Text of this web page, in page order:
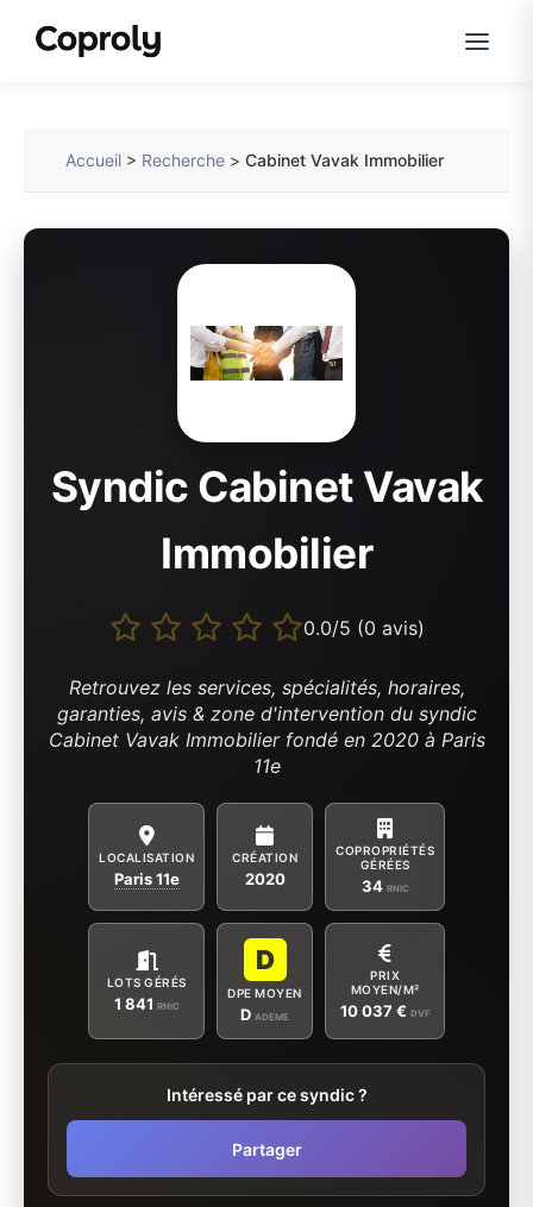
Accueil > Recherche >Cabinet Vavak Immobilier
Syndic Cabinet Vavak
Immobilier
0.0/5 (0 avis)
Retrouvez les services, spécialités, horaires,
garanties, avis & zone d'intervention du syndic
Cabinet Vavak Immobilier fondé en 2020 à Paris
11e
LOCALISATION
Paris 11e
CRÉATION
2020
COPROPRIÉTÉS
GÉRÉES
34 RNIC
LOTS GÉRÉS
1 841 RNIC
D
DPE MOYEN
D ADEME
PRIX
MOYEN/M²
10 037 € DVF
Intéressé par ce syndic ?
Partager